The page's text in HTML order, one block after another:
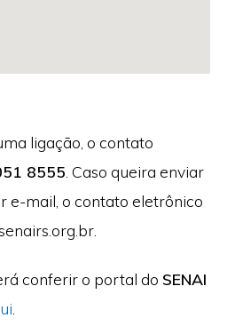
ligação, o contato
8555 . Caso queira enviar
e-mail, o contato eletrônico
.
conferir o portal do SENAI